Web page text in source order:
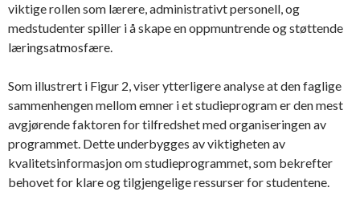
viktige rollen som lærere, administrativt personell, og
medstudenter spiller i å skape en oppmuntrende og støttende
læringsatmosfære.
Som illustrert i Figur 2, viser ytterligere analyse at den faglige
sammenhengen mellom emner i et studieprogram er den mest
avgjørende faktoren for tilfredshet med organiseringen av
programmet. Dette underbygges av viktigheten av
kvalitetsinformasjon om studieprogrammet, som bekrefter
behovet for klare og tilgjengelige ressurser for studentene.